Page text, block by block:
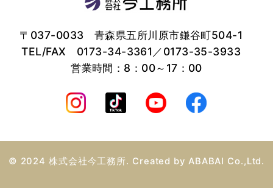
〒037-0033 青森県五所川原市鎌谷町504-1
TEL/FAX 0173-34-3361 ／0173-35-3933
営業時間：8：00～17：00
© 2024 株式会社今工務所. Created by ABABAI Co.,Ltd.